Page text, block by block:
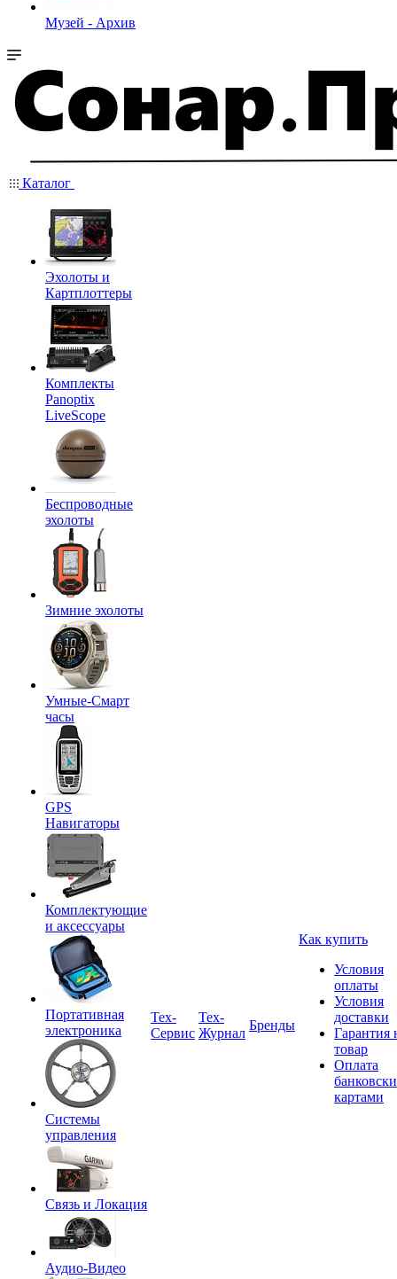
Музей - Архив
Каталог
Эхолоты и
Картплоттеры
Комплекты
Panoptix
LiveScope
Беспроводные
эхолоты
Зимние эхолоты
Умные-Смарт
часы
GPS
Навигаторы
Комплектующие
и аксессуары
Портативная
электроника
Системы
управления
Связь и Локация
Аудио-Видео
Tex-
Сервис
Тех-
Журнал
Бренды
Как купить
Условия
оплаты
Условия
доставки
Гарантия
товар
Оплата
картами